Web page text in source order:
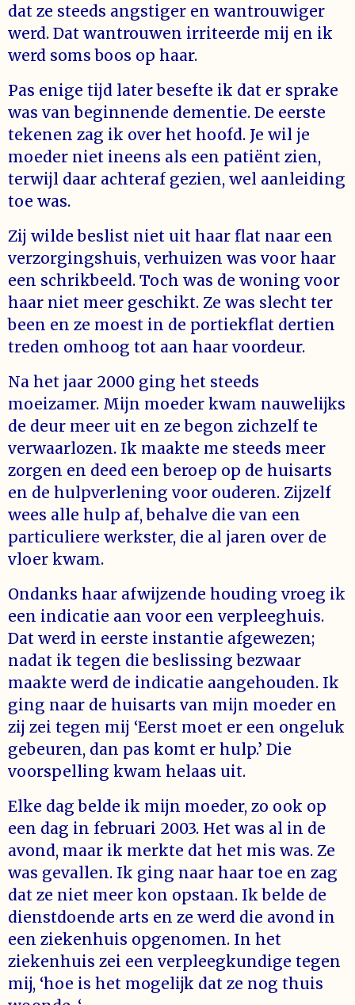
dat ze steeds angstiger en wantrouwiger
werd. Dat wantrouwen irriteerde mij en ik
werd soms boos op haar.
Pas enige tijd later besefte ik dat er sprake
was van beginnende dementie. De eerste
tekenen zag ik over het hoofd. Je wil je
moeder niet ineens als een patiënt zien,
terwijl daar achteraf gezien, wel aanleiding
toe was.
Zij wilde beslist niet uit haar flat naar een
verzorgingshuis, verhuizen was voor haar
een schrikbeeld. Toch was de woning voor
haar niet meer geschikt. Ze was slecht ter
been en ze moest in de portiekflat dertien
treden omhoog tot aan haar voordeur.
Na het jaar 2000 ging het steeds
moeizamer. Mijn moeder kwam nauwelijks
de deur meer uit en ze begon zichzelf te
verwaarlozen. Ik maakte me steeds meer
zorgen en deed een beroep op de huisarts
en de hulpverlening voor ouderen. Zijzelf
wees alle hulp af, behalve die van een
particuliere werkster, die al jaren over de
vloer kwam.
Ondanks haar afwijzende houding vroeg ik
een indicatie aan voor een verpleeghuis.
Dat werd in eerste instantie afgewezen;
nadat ik tegen die beslissing bezwaar
maakte werd de indicatie aangehouden. Ik
ging naar de huisarts van mijn moeder en
zij zei tegen mij ‘Eerst moet er een ongeluk
gebeuren, dan pas komt er hulp.’ Die
voorspelling kwam helaas uit.
Elke dag belde ik mijn moeder, zo ook op
een dag in februari 2003. Het was al in de
avond, maar ik merkte dat het mis was. Ze
was gevallen. Ik ging naar haar toe en zag
dat ze niet meer kon opstaan. Ik belde de
dienstdoende arts en ze werd die avond in
een ziekenhuis opgenomen. In het
ziekenhuis zei een verpleegkundige tegen
mij, ‘hoe is het mogelijk dat ze nog thuis